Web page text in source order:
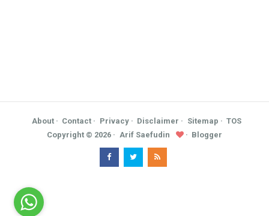
About Contact Privacy Disclaimer Sitemap
TOS
Copyright © 2026 Arif Saefudin Blogger